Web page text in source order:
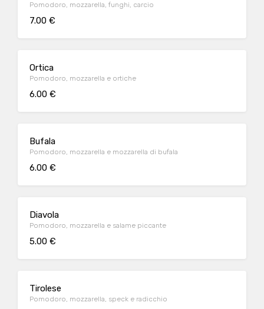
Pomodoro, mozzarella, funghi, carcio
7.00 €
Ortica
Pomodoro, mozzarella e ortiche
6.00 €
Bufala
Pomodoro, mozzarella e mozzarella di bufala
6.00 €
Diavola
Pomodoro, mozzarella e salame piccante
5.00 €
Tirolese
Pomodoro, mozzarella, speck e radicchio